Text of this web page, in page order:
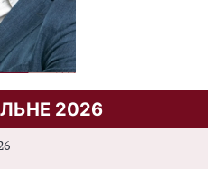
2026